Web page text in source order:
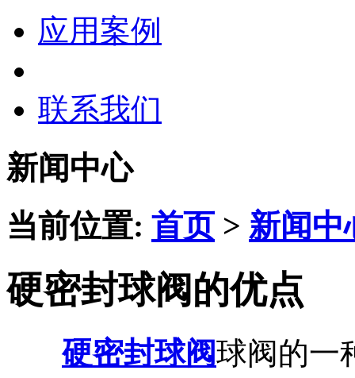
应用案例
联系我们
新闻中心
当前位置: 首页> 新闻中
硬密封球阀的优点
硬密封球阀球阀的一